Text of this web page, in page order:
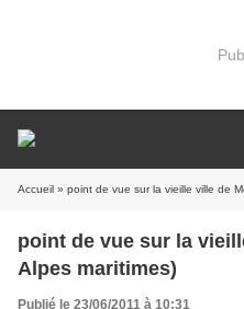
Accueil » point de vue sur la vieille ville de
point de vue sur la
Alpes maritimes)
Publié le 23/06/2011 à 10:31